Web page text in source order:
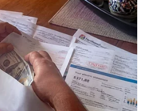
Việt Nam
Phân tích